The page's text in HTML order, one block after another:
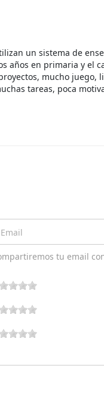
un sistema de
años en primaria y el
mucho juego,
tareas, poca
tu email